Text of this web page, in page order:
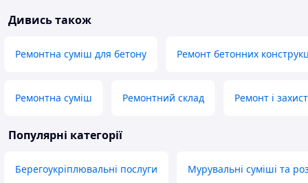
Дивись також
Ремонтна суміш для бетону Ремонт бетонних
Ремонтна суміш Ремонтний склад Ремонт і
Популярні категорії
Берегоукріплювальні послуги Мурувальні суміші та